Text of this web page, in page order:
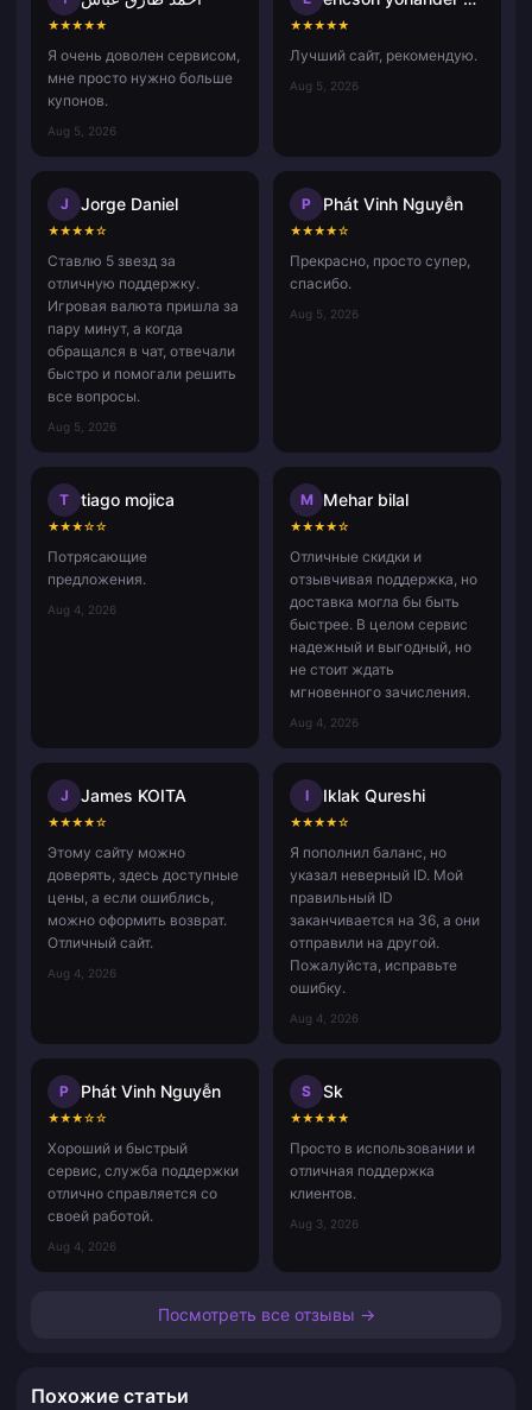
★★★★★
Я очень доволен сервисом,
мне просто нужно больше
купонов.
Aug 5, 2026
★★★★★
Лучший сайт, рекомендую.
Aug 5, 2026
J Jorge Daniel
★★★★☆
Ставлю 5 звезд за
отличную поддержку.
Игровая валюта пришла за
пару минут, а когда
обращался в чат, отвечали
быстро и помогали решить
все вопросы.
Aug 5, 2026
P Phát Vinh Nguyễn
★★★★☆
Прекрасно, просто супер,
спасибо.
Aug 5, 2026
T tiago mojica
★★★☆☆
Потрясающие
предложения.
Aug 4, 2026
M Mehar bilal
★★★★☆
Отличные скидки и
отзывчивая поддержка, но
доставка могла бы быть
быстрее. В целом сервис
надежный и выгодный, но
не стоит ждать
мгновенного зачисления.
Aug 4, 2026
J James KOITA
★★★★☆
Этому сайту можно
доверять, здесь доступные
цены, а если ошиблись,
можно оформить возврат.
Отличный сайт.
Aug 4, 2026
I Iklak Qureshi
★★★★☆
Я пополнил баланс, но
указал неверный ID. Мой
правильный ID
заканчивается на 36, а они
отправили на другой.
Пожалуйста, исправьте
ошибку.
Aug 4, 2026
P Phát Vinh Nguyễn
★★★☆☆
Хороший и быстрый
сервис, служба поддержки
отлично справляется со
своей работой.
Aug 4, 2026
S Sk
★★★★★
Просто в использовании и
отличная поддержка
клиентов.
Aug 3, 2026
Посмотреть все отзывы →
Похожие статьи